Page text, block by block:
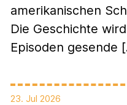
amerikanischen
Die Geschichte
Episoden gesende
23. Jul 2026